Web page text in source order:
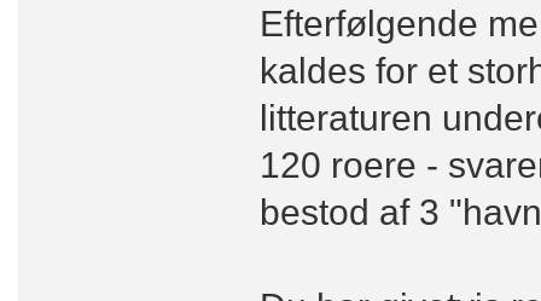
Efterfølgende
kaldes for et
litteraturen
120 roere -
bestod af 3